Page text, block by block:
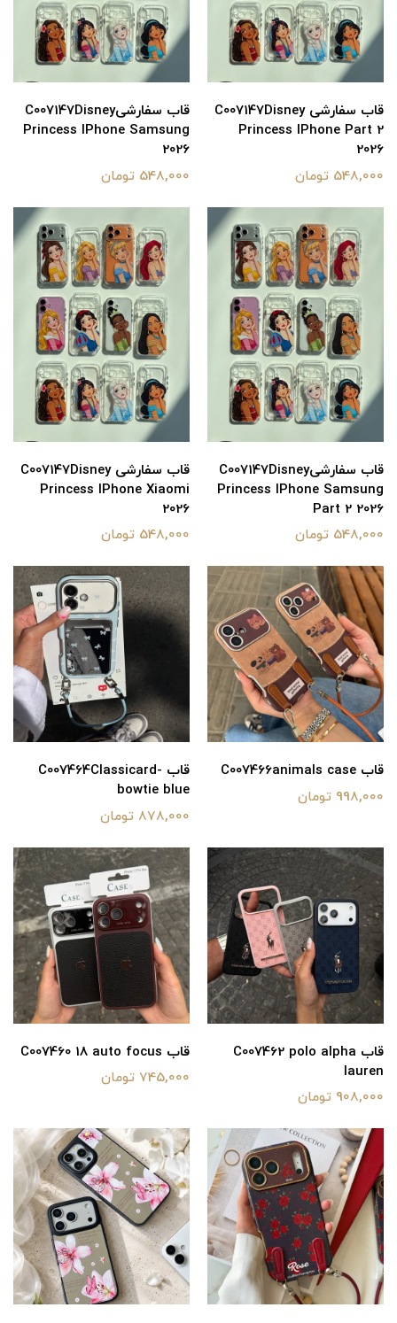
قاب سفارشی C007147Disney
Princess IPhone Part 2
2026
548,000 تومان
قاب سفارشیC007147Disney
Princess IPhone Samsung
2026
548,000 تومان
قاب سفارشیC007147Disney
Princess IPhone Samsung
Part 2 2026
548,000 تومان
قاب سفارشی C007147Disney
Princess IPhone Xiaomi
2026
548,000 تومان
قاب C007466animals case
998,000 تومان
قاب C007464Classicard-
bowtie blue
878,000 تومان
قاب C007462 polo alpha
lauren
908,000 تومان
قاب C007460 18 auto focus
745,000 تومان